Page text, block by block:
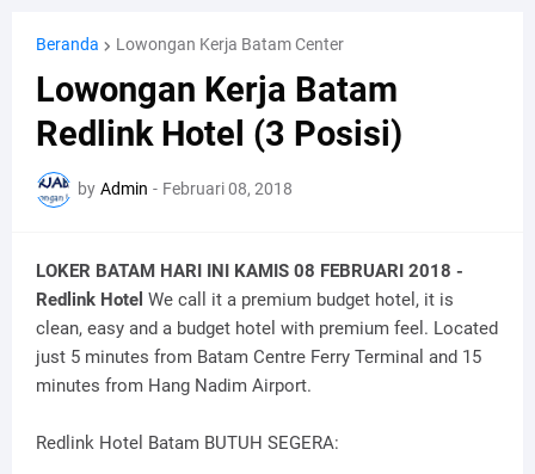
Beranda Lowongan Kerja Batam Center
Lowongan Kerja Batam
Redlink Hotel (3 Posisi)
by Admin - Februari 08, 2018
LOKER BATAM HARI INI KAMIS 08 FEBRUARI 2018 -
Redlink Hotel We call it a premium budget hotel, it is
clean, easy and a budget hotel with premium feel. Located
just 5 minutes from Batam Centre Ferry Terminal and 15
minutes from Hang Nadim Airport.
Redlink Hotel Batam BUTUH SEGERA: